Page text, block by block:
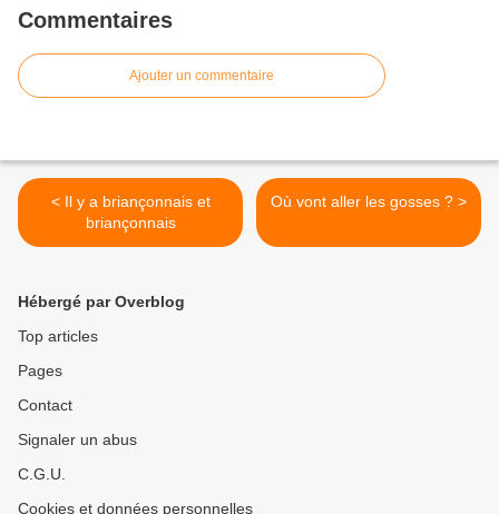
Commentaires
Ajouter un commentaire
< Il y a briançonnais et
briançonnais
Où vont aller les gosses ? >
Hébergé par Overblog
Top articles
Pages
Contact
Signaler un abus
C.G.U.
Cookies et données personnelles